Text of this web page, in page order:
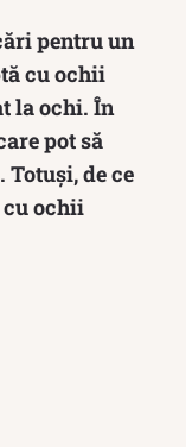
pentru un
cu ochii
la ochi. În
pot să
de ce
cu ochii